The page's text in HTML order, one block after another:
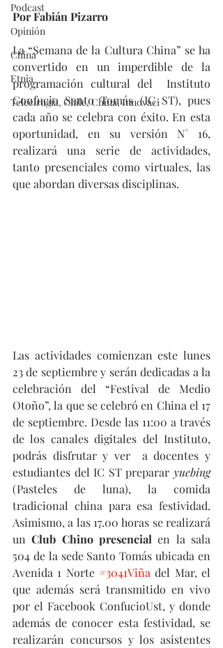
Podcast
Opinión
China
Etnia
Telecirugía, Chile, China, Innovaci
Por Fabián Pizarro
La “Semana de la Cultura China” se ha
convertido en un imperdible de la
programación cultural del  Instituto
Confucio Santo Tomás (IC ST), pues
cada año se celebra con éxito. En esta
oportunidad, en su versión N° 16,
realizará una serie de actividades,
tanto presenciales como virtuales, las
que abordan diversas disciplinas.
Las actividades comienzan este lunes
23 de septiembre y serán dedicadas a la
celebración del “Festival
de Medio
Otoño”, la que se celebró en China el 17
de septiembre. Desde las 11:00 a través
de los canales digitales del Instituto,
podrás disfrutar y ver  a docentes y
estudiantes del IC ST preparar
yuebing
(Pasteles de luna), la comida
tradicional china para esa festividad.
Asimismo, a las 17.00 horas se realizará
un Club Chino presencial en la sala
504 de la sede Santo Tomás ubicada en
Avenida 1 Norte #3041Viña del Mar, el
que además será transmitido en vivo
por el Facebook ConfucioUst, y donde
además de conocer esta festividad, se
realizarán concursos y los asistentes